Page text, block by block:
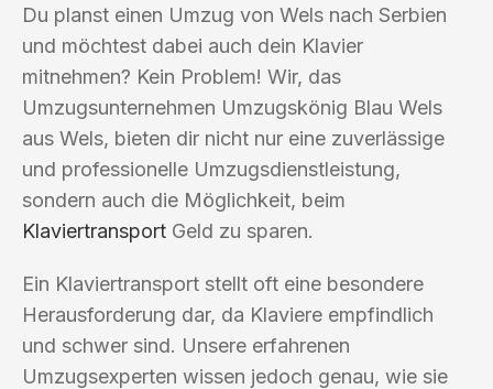
Du planst einen Umzug von Wels nach Serbien
und möchtest dabei auch dein Klavier
mitnehmen? Kein Problem! Wir, das
Umzugsunternehmen Umzugskönig Blau Wels
aus Wels, bieten dir nicht nur eine zuverlässige
und professionelle Umzugsdienstleistung,
sondern auch die Möglichkeit, beim
Klaviertransport Geld zu sparen.
Ein Klaviertransport stellt oft eine besondere
Herausforderung dar, da Klaviere empfindlich
und schwer sind. Unsere erfahrenen
Umzugsexperten wissen jedoch genau, wie sie